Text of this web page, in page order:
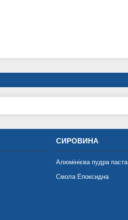
СИРОВИНА
Алюмінієва пудра паста
Смола Епоксидна